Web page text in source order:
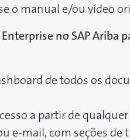
o manual e/ou vídeo
no SAP Ariba
de todos os
a partir de
e-mail, com seções